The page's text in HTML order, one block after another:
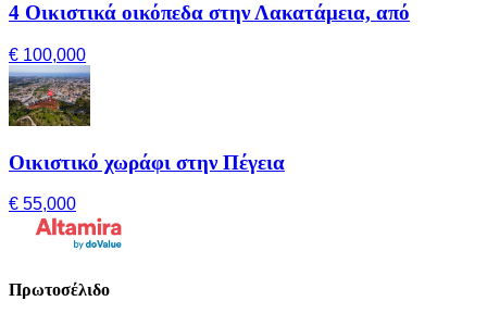
4 Οικιστικά οικόπεδα στην Λακατάμεια, από
€ 100,000
Οικιστικό χωράφι στην Πέγεια
€ 55,000
Πρωτοσέλιδο